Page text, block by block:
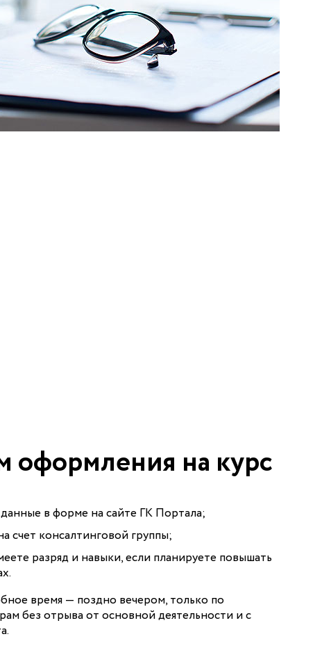
оформления на курс
в форме на сайте ГК Портала;
счет консалтинговой группы;
разряд и навыки, если планируете повышать
время — поздно вечером, только по
без отрыва от основной деятельности и с